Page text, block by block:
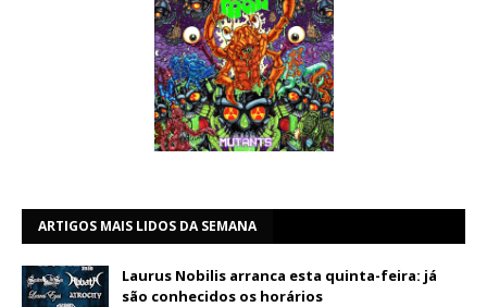
ARTIGOS MAIS LIDOS DA SEMANA
Laurus Nobilis arranca esta quinta-feira: já
são conhecidos os horários